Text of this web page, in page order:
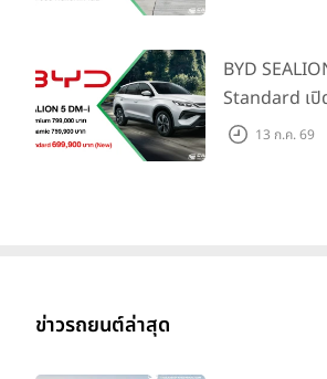
แรก)
BYD
Standard เ
คาดการณ์
13 ก.ค. 69
ข่าวรถยนต์ล่าสุด